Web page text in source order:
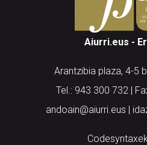
Aiurri.eus -
Arantzibia plaza, 4-5
Tel.: 943 300 732 |
andoain@aiurri.eus |